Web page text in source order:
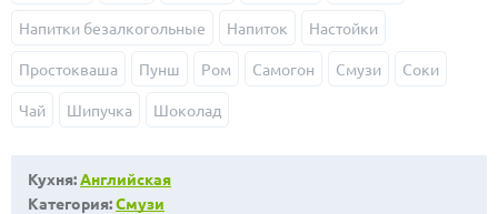
Напитки безалкогольные Напиток Настойки
Простокваша Пунш Ром Самогон Смузи Соки
Чай Шипучка Шоколад
Кухня:Английская
Категория:Смузи